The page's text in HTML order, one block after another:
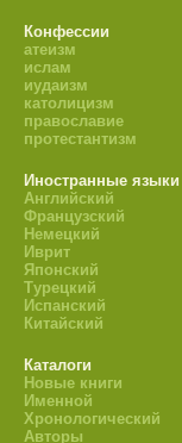
Конфессии
атеизм
ислам
иудаизм
католицизм
православие
протестантизм
Иностранные языки
Английский
Французский
Немецкий
Иврит
Японский
Турецкий
Испанский
Китайский
Каталоги
Новые книги
Именной
Хронологический
Авторы